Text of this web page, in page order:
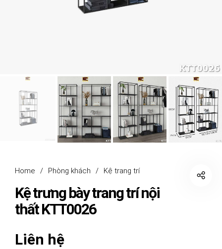
Home / Phòng khách / Kệ trang trí
Kệ trưng bày trang trí nội
thất KTT0026
Liên hệ